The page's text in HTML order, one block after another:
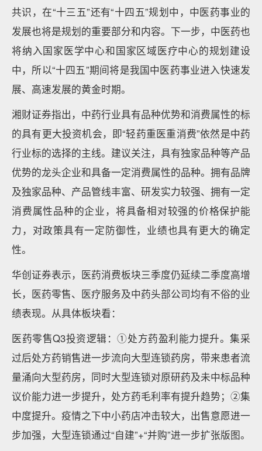
共识，在“十三五”还有“十四五”规划中，中医药事业的
发展也将是规划的重要部分和内容。下一步，中医药也
将纳入国家医学中心和国家区域医疗中心的规划建设
中，所以“十四五”期间将是我国中医药事业进入快速发
展、高速发展的黄金时期。
湘财证券指出，中药行业具有品种优势和消费属性的标
的具有更大投资机会，即“轻药重医重消费”依然是中药
行业标的选择的主线。建议关注，具有独家品种等产品
优势的龙头企业和具备一定消费属性的品种。拥有品牌
及独家品种、产品管线丰富、研发实力较强、拥有一定
消费属性品种的企业，将具备相对较强的价格保护能
力，对政策具有一定防御性，业绩也具有更大的确定
性。
华创证券表示，医药消费板块三季度仍延续二季度高增
长，医药零售、医疗服务及中药头部公司均有不俗的业
绩表现。从具体板块看：
医药零售Q3投资逻辑：①处方药盈利能力提升。集采
过后处方药销售进一步流向大型连锁药房，带来患者流
量涌向大型药房，同时大型连锁对原研药及未中标品种
议价能力进一步提升，处方药毛利率有提升趋势；②集
中度提升。疫情之下中小药店冲击较大，出售意愿进一
步加强，大型连锁通过“自建”+“并购”进一步扩张版图。